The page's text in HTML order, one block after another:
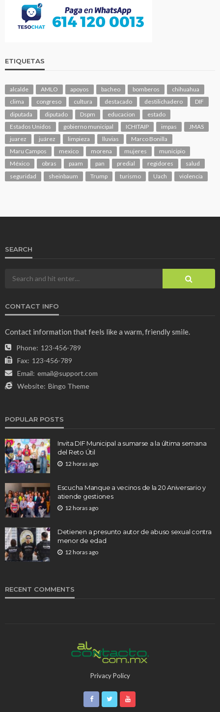
ETIQUETAS
alcalde AMLO apoyos bacheo bomberos
chihuahua
clima
congreso cultura destacado destilichadero
DIF
diputada
diputado Dspm educacion
estado
Estados Unidos
gobierno municipal ICHITAIP impas
JMAS
juarez
juárez limpieza lluvias
Marco Bonilla
Maru Campos
mexico morena mujeres
municipio
México
obras paam pan predial regidores
salud
seguridad
sheinbaum Trump turismo Uach violencia
SEARCH
CONTACT INFO
Contact information that feels like a warm, friendly smile.
Phone: 123-456-789
Fax: 123-456-789
Email: email@support.com
Website: Bingo Theme
POPULAR POSTS
Invita DIF Municipal a sumarse a la última semana
del Reto Útil
12 horas ago
Escucha Manque a vecinos de la 20 Aniversario y
atiende gestiones
12 horas ago
Detienen a presunto autor de abuso sexual contra
menor de edad
12 horas ago
RECENT COMMENTS
Privacy Policy